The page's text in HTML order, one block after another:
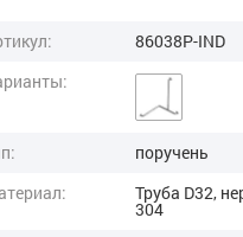
86038P-IND
поручень
Труба D32,
304